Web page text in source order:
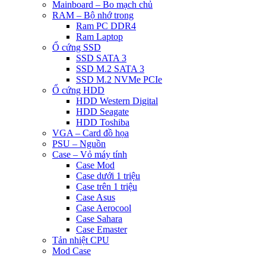
Mainboard – Bo mạch chủ
RAM – Bộ nhớ trong
Ram PC DDR4
Ram Laptop
Ổ cứng SSD
SSD SATA 3
SSD M.2 SATA 3
SSD M.2 NVMe PCIe
Ổ cứng HDD
HDD Western Digital
HDD Seagate
HDD Toshiba
VGA – Card đồ họa
PSU – Nguồn
Case – Vỏ máy tính
Case Mod
Case dưới 1 triệu
Case trên 1 triệu
Case Asus
Case Aerocool
Case Sahara
Case Emaster
Tản nhiệt CPU
Mod Case